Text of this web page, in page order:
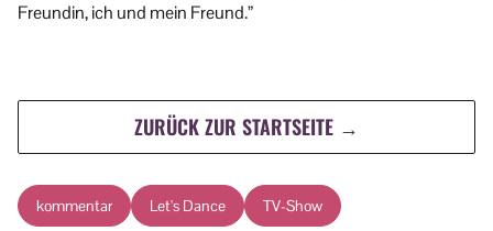
Freundin, ich und mein Freund.”
ZURÜCK ZUR STARTSEITE →
kommentar Let's Dance TV-Show